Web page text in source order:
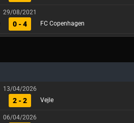
29/08/2021
0 - 4 FC Copenhagen
13/04/2026
2 - 2 Vejle
06/04/2026